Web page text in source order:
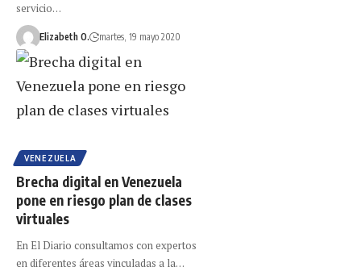
servicio…
Elizabeth O. martes, 19 mayo 2020
VENEZUELA
Brecha digital en Venezuela
pone en riesgo plan de clases
virtuales
En El Diario consultamos con expertos
en diferentes áreas vinculadas a la…